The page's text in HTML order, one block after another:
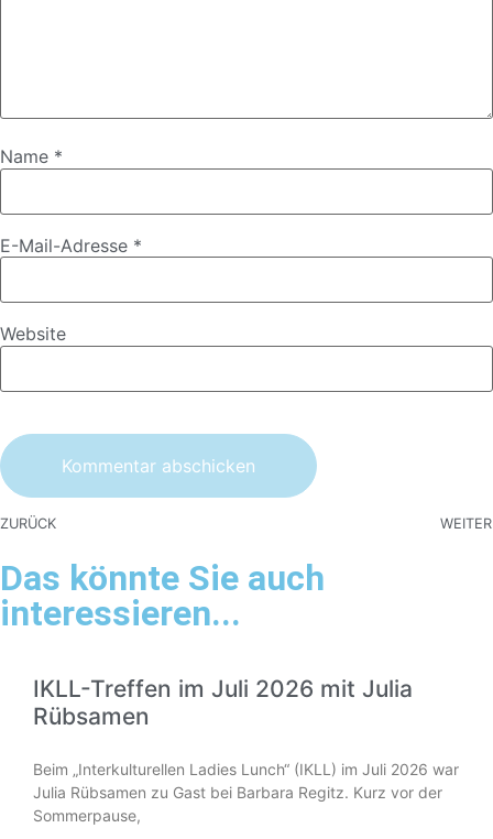
Name *
E-Mail-Adresse *
Website
ZURÜCK WEITER
Das könnte Sie auch
interessieren...
IKLL-Treffen im Juli 2026 mit Julia
Rübsamen
Beim „Interkulturellen Ladies Lunch“ (IKLL) im Juli 2026 war
Julia Rübsamen zu Gast bei Barbara Regitz. Kurz vor der
Sommerpause,